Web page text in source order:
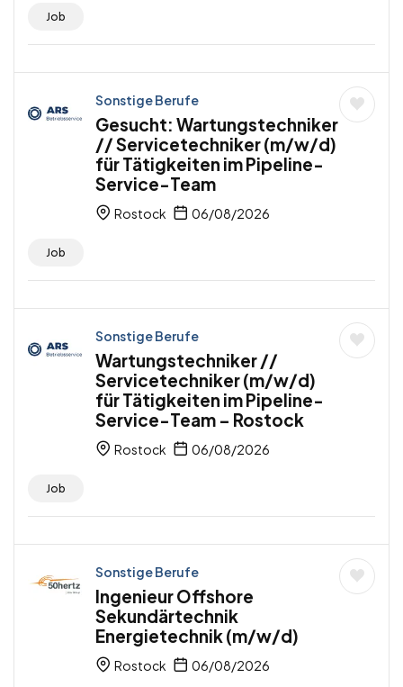
Job
Sonstige Berufe
Gesucht: Wartungstechniker
// Servicetechniker (m/w/d)
für Tätigkeiten im Pipeline-
Service-Team
Rostock 06/08/2026
Job
Sonstige Berufe
Wartungstechniker //
Servicetechniker (m/w/d)
für Tätigkeiten im Pipeline-
Service-Team – Rostock
Rostock 06/08/2026
Job
Sonstige Berufe
Ingenieur Offshore
Sekundärtechnik
Energietechnik (m/w/d)
Rostock 06/08/2026